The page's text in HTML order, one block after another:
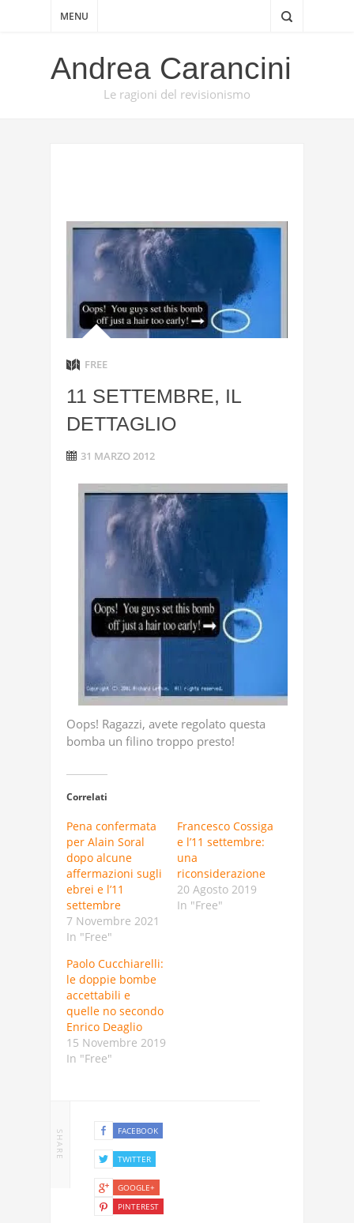
MENU
Andrea Carancini
Le ragioni del revisionismo
FREE
11 SETTEMBRE, IL
DETTAGLIO
31 MARZO 2012
Oops! Ragazzi, avete regolato questa
bomba un filino troppo presto!
Correlati
Pena confermata
per Alain Soral
dopo alcune
affermazioni sugli
ebrei e l’11
settembre
7 Novembre 2021
In "Free"
Francesco Cossiga
e l’11 settembre:
una
riconsiderazione
20 Agosto 2019
In "Free"
Paolo Cucchiarelli:
le doppie bombe
accettabili e
quelle no secondo
Enrico Deaglio
15 Novembre 2019
In "Free"
SHARE FACEBOOK
TWITTER
GOOGLE+
PINTEREST